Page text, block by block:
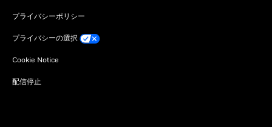
プライバシーポリシー
プライバシーの選択
Cookie Notice
配信停止